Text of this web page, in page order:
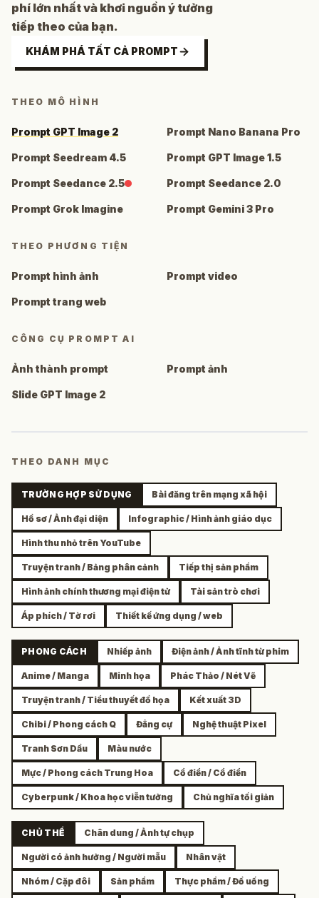
phí lớn nhất và khơi nguồn ý tưởng
tiếp theo của bạn.
KHÁM PHÁ TẤT CẢ PROMPT
THEO MÔ HÌNH
Prompt GPT Image 2 Prompt Nano Banana Pro
Prompt Seedream 4.5 Prompt GPT Image 1.5
Prompt Seedance 2.5 Prompt Seedance 2.0
Prompt Grok Imagine Prompt Gemini 3 Pro
THEO PHƯƠNG TIỆN
Prompt hình ảnh Prompt video
Prompt trang web
CÔNG CỤ PROMPT AI
Ảnh thành prompt Prompt ảnh
Slide GPT Image 2
THEO DANH MỤC
TRƯỜNG HỢP SỬ DỤNG Bài đăng trên mạng xã hội
Hồ sơ / Ảnh đại diện Infographic / Hình ảnh giáo dục
Hình thu nhỏ trên YouTube
Truyện tranh / Bảng phân cảnh Tiếp thị sản phẩm
Hình ảnh chính thương mại điện tử Tài sản trò chơi
Áp phích / Tờ rơi Thiết kế ứng dụng / web
PHONG CÁCH Nhiếp ảnh Điện ảnh / Ảnh tĩnh từ phim
Anime / Manga Minh họa Phác Thảo / Nét Vẽ
Truyện tranh / Tiểu thuyết đồ họa Kết xuất 3D
Chibi / Phong cách Q Đẳng cự Nghệ thuật Pixel
Tranh Sơn Dầu Màu nước
Mực / Phong cách Trung Hoa Cổ điển / Cổ điển
Cyberpunk / Khoa học viễn tưởng Chủ nghĩa tối giản
CHỦ THỂ Chân dung / Ảnh tự chụp
Người có ảnh hưởng / Người mẫu Nhân vật
Nhóm / Cặp đôi Sản phẩm Thực phẩm / Đồ uống